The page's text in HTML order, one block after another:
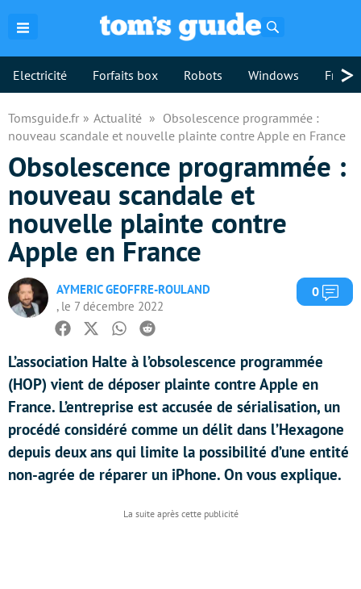
Electricité Forfaits box Robots Windows >
Tomsguide.fr Actualité
Obsolescence programmée :
nouveau scandale et nouvelle plainte contre Apple en France
Obsolescence programmée :
nouveau scandale et
nouvelle plainte contre
Apple en France
AYMERIC GEOFFRE-ROULAND
, le 7 décembre 2022
0
Facebook
TwitterWhatsapp
Reddit
L’association Halte à l’obsolescence programmée
(HOP) vient de déposer plainte contre Apple en
France. L’entreprise est accusée de sérialisation, un
procédé considéré comme un délit dans l’Hexagone
depuis deux ans qui limite la possibilité d’une entité
non-agrée de réparer un iPhone. On vous explique.